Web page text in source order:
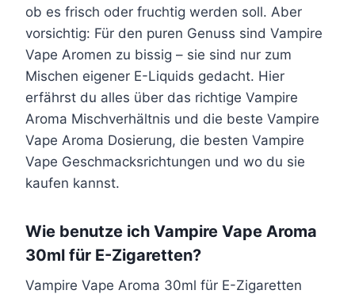
0
m
l
M
e
n
g
e
o
m
a
3
0
m
l
M
g
m
a
3
m
p
i
ob es frisch oder fruchtig werden soll. Aber
vorsichtig: Für den puren Genuss sind Vampire
Vape Aromen zu bissig – sie sind nur zum
Mischen eigener E-Liquids gedacht. Hier
erfährst du alles über das richtige Vampire
Aroma Mischverhältnis und die beste Vampire
Vape Aroma Dosierung, die besten Vampire
Vape Geschmacksrichtungen und wo du sie
kaufen kannst.
Wie benutze ich Vampire Vape Aroma
30ml für E-Zigaretten?
Vampire Vape Aroma 30ml für E-Zigaretten